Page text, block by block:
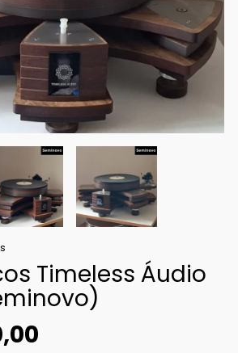
Timeless Áudio